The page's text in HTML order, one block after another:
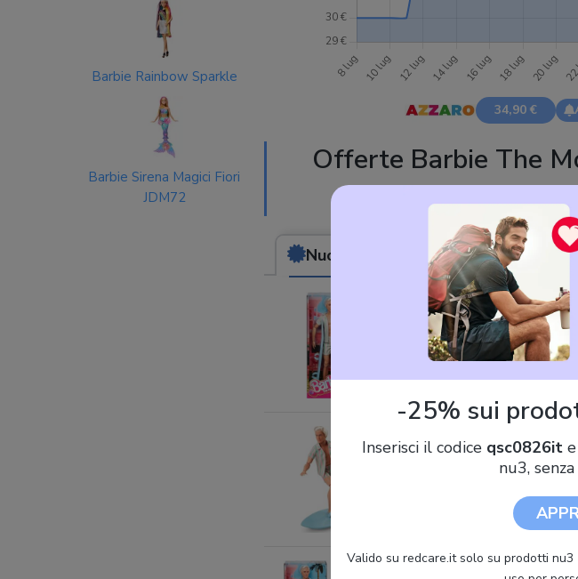
34,90 €
Offerte Barbie The
Nuovo
TOYS ONE Mattel JBJ54
Barbie Il Film - Ken Giorno
spiaggia a righe rosa e
bianche incluse, giocattolo
Barbie Rainbow Sparkle
Barbie Sirena Magici Fiori
JDM72
-25% sui
Inserisci il codice qsc0826ite
nu3,
Valido su redcare.it solo su prodotti